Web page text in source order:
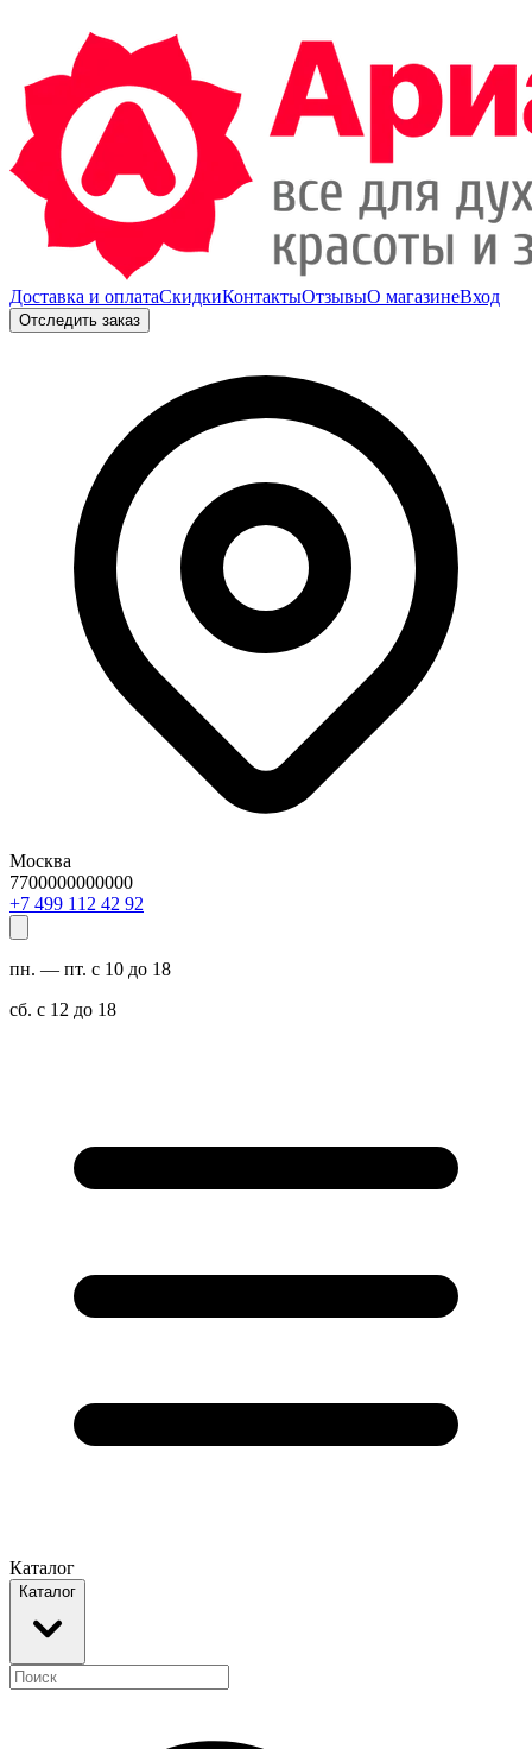
Доставка и оплатаСкидкиКонтактыОтзывыО магазинеВход
Отследить заказ
Москва
7700000000000
29 24 211 994 7+
пн. — пт. с 10 до 18
сб. с 12 до 18
Каталог
Каталог